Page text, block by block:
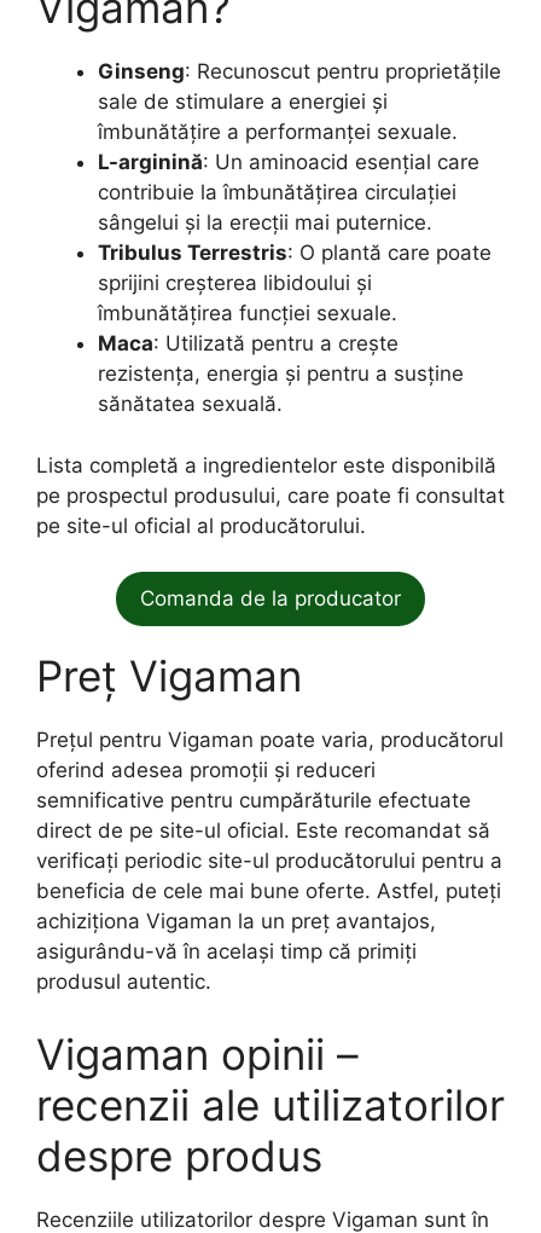
Ginseng: Recunoscut pentru proprietățile
sale de stimulare a energiei și
îmbunătățire a performanței sexuale.
L-arginină: Un aminoacid esențial care
contribuie la îmbunătățirea circulației
sângelui și la erecții mai puternice.
Tribulus Terrestris: O plantă care poate
sprijini creșterea libidoului și
îmbunătățirea funcției sexuale.
Maca: Utilizată pentru a crește
rezistența, energia și pentru a susține
sănătatea sexuală.
Lista completă a ingredientelor este disponibilă
pe prospectul produsului, care poate fi consultat
pe site-ul oficial al producătorului.
Comanda de la producator
Preț Vigaman
Prețul pentru Vigaman poate varia, producătorul
oferind adesea promoții și reduceri
semnificative pentru cumpărăturile efectuate
direct de pe site-ul oficial. Este recomandat să
verificați periodic site-ul producătorului pentru a
beneficia de cele mai bune oferte. Astfel, puteți
achiziționa Vigaman la un preț avantajos,
asigurându-vă în același timp că primiți
produsul autentic.
Vigaman opinii –
recenzii ale utilizatorilor
despre produs
Recenziile utilizatorilor despre Vigaman sunt în